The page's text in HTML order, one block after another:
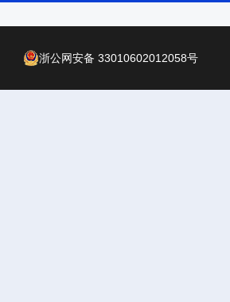
浙公网安备 33010602012058号